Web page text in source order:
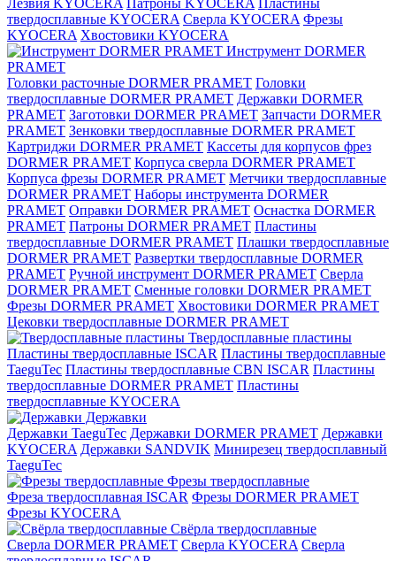
Лезвия KYOCERA Патроны KYOCERA
Пластины
твердосплавные KYOCERA Сверла KYOCERA Фрезы
KYOCERA Хвостовики KYOCERA
Инструмент DORMER
PRAMET
Головки расточные DORMER PRAMET Головки
твердосплавные DORMER PRAMET Державки DORMER
PRAMET Заготовки DORMER PRAMET Запчасти DORMER
PRAMET Зенковки твердосплавные DORMER PRAMET
Картриджи DORMER PRAMET Кассеты для корпусов фрез
DORMER PRAMET Корпуса сверла DORMER PRAMET
Корпуса фрезы DORMER PRAMET Метчики твердосплавные
DORMER PRAMET Наборы инструмента DORMER
PRAMET Оправки DORMER PRAMET Оснастка DORMER
PRAMET Патроны DORMER PRAMET Пластины
твердосплавные DORMER PRAMET Плашки твердосплавные
DORMER PRAMET Развертки твердосплавные DORMER
PRAMET Ручной инструмент DORMER PRAMET Сверла
DORMER PRAMET Сменные головки DORMER PRAMET
Фрезы DORMER PRAMET Хвостовики DORMER PRAMET
Цековки твердосплавные DORMER PRAMET
Твердосплавные пластины
Пластины твердосплавные ISCAR Пластины твердосплавные
TaeguTec Пластины твердосплавные CBN ISCAR Пластины
твердосплавные DORMER PRAMET Пластины
твердосплавные KYOCERA
Державки
Державки TaeguTec Державки DORMER PRAMET Державки
KYOCERA Державки SANDVIK Минирезец твердосплавный
TaeguTec
Фрезы твердосплавные
Фреза твердосплавная ISCAR Фрезы DORMER PRAMET
Фрезы KYOCERA
Свёрла твердосплавные
Сверла DORMER PRAMET Сверла KYOCERA Сверла